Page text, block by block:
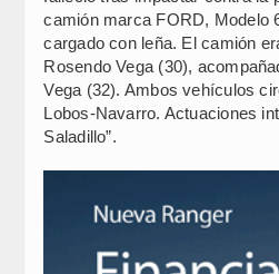
camión marca FORD, Modelo
cargado con leña. El camión
Rosendo Vega (30),
Vega (32). Ambos vehículos
Lobos-Navarro. Actuaciones
Saladillo”.